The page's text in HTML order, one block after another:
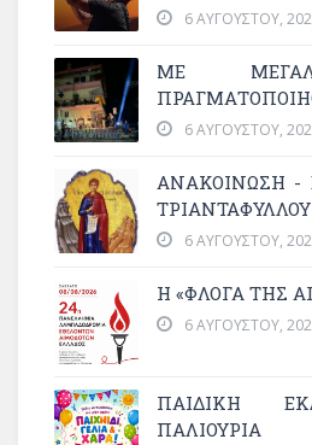
6 ΑΥΓΟΎΣΤΟΥ,
ΜΕ
6 ΑΥΓΟΎΣΤΟΥ,
ΑΝΑΚΟΙΝΩΣΗ -
ΤΡΙΑΝΤΑΦΥΛΛΟΥ
6 ΑΥΓΟΎΣΤΟΥ,
Η «ΦΛΌΓΑ ΤΗΣ
6 ΑΥΓΟΎΣΤΟΥ,
ΠΑΙΔΙΚΗ
ΠΑΛΙΟΥΡΙΑ